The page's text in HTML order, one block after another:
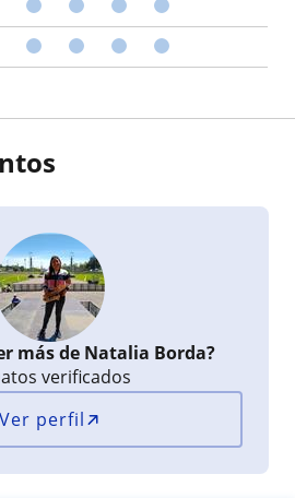
más de Natalia Borda?
verificados
Ver perfil